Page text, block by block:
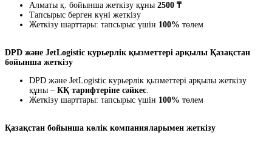
Алматы қ. бойынша жеткізу құны 2500 ₸
Тапсырыс берген күні жеткізу
Жеткізу шарттары: тапсырыс үшін 100% төлем
DPD және JetLogistic курьерлік қызметтері арқылы Қазақстан
бойынша жеткізу
DPD және JetLogistic курьерлік қызметтері арқылы жеткізу
құны – КҚ тарифтеріне сәйкес.
Жеткізу шарттары: тапсырыс үшін 100% төлем
Қазақстан бойынша көлік компанияларымен жеткізу